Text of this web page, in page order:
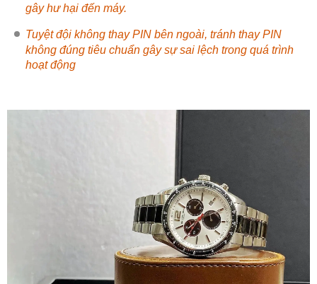
gây hư hại đến máy.
Tuyệt đội không thay PIN bên ngoài, tránh thay PIN
không đúng tiêu chuẩn gây sự sai lệch trong quá trình
hoạt động